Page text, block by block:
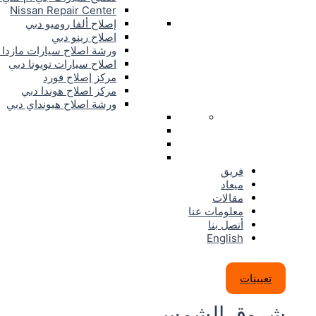
Nissan Repair Center
إصلاح ألفا روميو دبي
اصلاح رينو دبي
ورشة اصلاح سيارات
اصلاح سيارات تويوتا دبي
مركز إصلاح فورد
مركز اصلاح هوندا دبي
ورشة اصلاح هيونداي دبي
فريق
ميعاد
مقالات
معلومات عنا
أتصل بنا
English
تعيينات